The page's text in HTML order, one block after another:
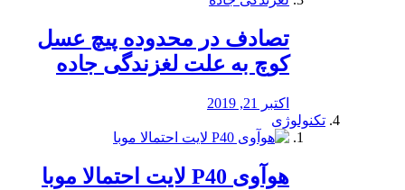
تصادف در محدوده پیچ عسل
کوچ به علت لغزندگی جاده
اکتبر 21, 2019
تکنولوژی
هوآوی P40 لایت احتمالا موبا